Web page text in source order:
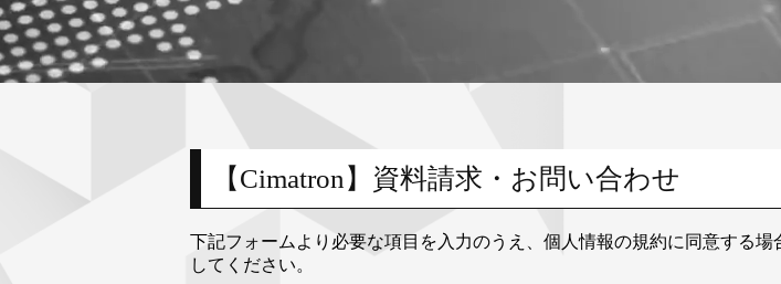
【Cimatron】資料請求・お問い合わせ
下記フォームより必要な項目を入力のうえ、個人情報の規約に同意する
してください。